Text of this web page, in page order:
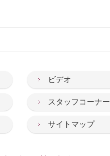
ビデオ
スタッフコーナー
サイトマップ